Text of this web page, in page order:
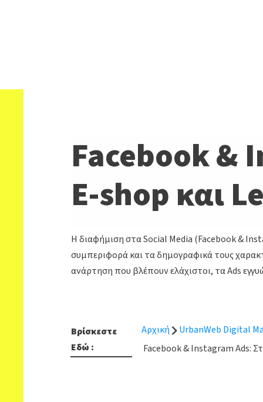
Facebook &
E-shop και
Η διαφήμιση στα Social Media (Facebook &
συμπεριφορά και τα δημογραφικά τους
ανάρτηση που βλέπουν ελάχιστοι, τα Ads
Βρίσκεστε
Εδώ :
Αρχική UrbanWeb Digital
Facebook & Instagram Ads: